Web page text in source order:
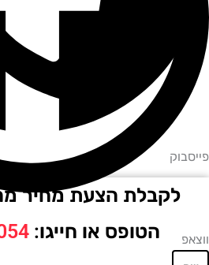
לקבלת הצעת מחיר
הטופס או חייגו:054